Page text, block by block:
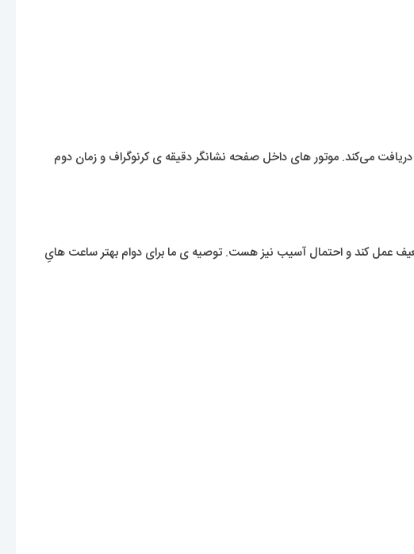
دریافت می‌کند. موتور های داخل صفحه نشانگر دقیقه ی کرنوگراف و زمان دوم
کند و احتمال آسیب نیز هست. توصیه ی ما برای دوام بهتر ساعت هایِ